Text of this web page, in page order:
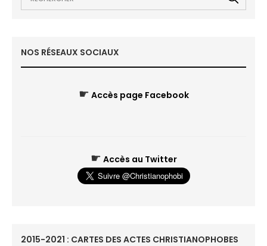
NOS RÉSEAUX SOCIAUX
☛ Accès page Facebook
☛ Accès au Twitter
2015-2021 : CARTES DES ACTES CHRISTIANOPHOBES